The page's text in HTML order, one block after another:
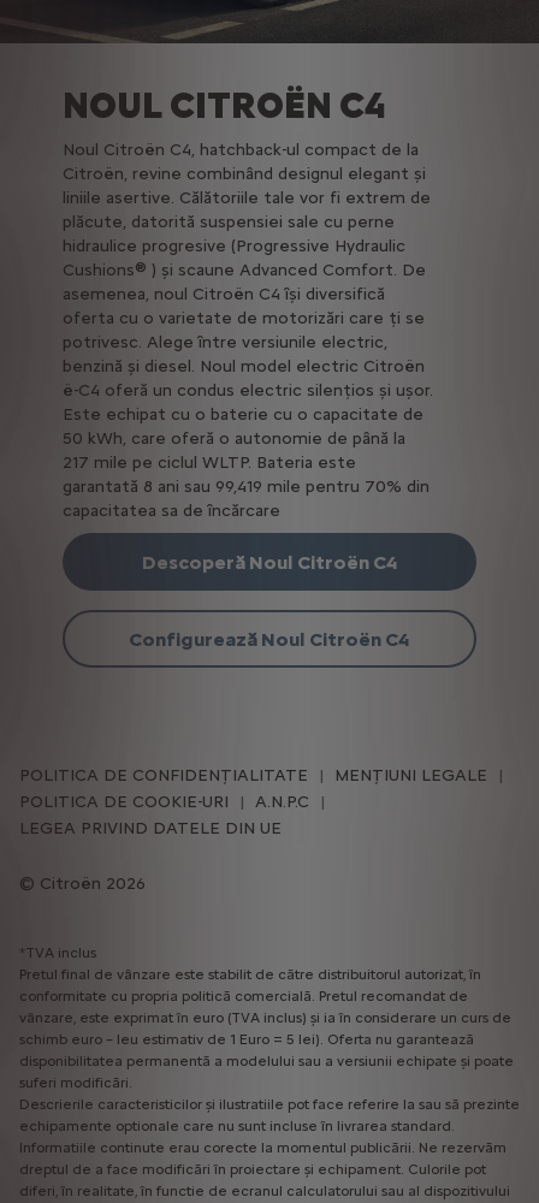
NOUL CITROËN C4
Noul Citroën C4, hatchback-ul compact de la
Citroën, revine combinând designul elegant și
liniile asertive. Călătoriile tale vor fi extrem de
plăcute, datorită suspensiei sale cu perne
hidraulice progresive (Progressive Hydraulic
Cushions® ) și scaune Advanced Comfort. De
asemenea, noul Citroën C4 își diversifică
oferta cu o varietate de motorizări care ți se
potrivesc. Alege între versiunile electric,
benzină și diesel. Noul model electric Citroën
ë-C4 oferă un condus electric silențios și ușor.
Este echipat cu o baterie cu o capacitate de
50 kWh, care oferă o autonomie de până la
217 mile pe ciclul WLTP. Bateria este
garantată 8 ani sau 99,419 mile pentru 70% din
capacitatea sa de încărcare
Descoperă Noul Citroën C4
Configurează Noul Citroën C4
Citroën 2026
POLITICA DE CONFIDENȚIALITATE
MENȚIUNI LEGALE
POLITICA DE COOKIE-URI
A.N.P.C
LEGEA PRIVIND DATELE DIN UE
*TVA inclus
Pretul final de vânzare este stabilit de către distribuitorul autorizat, în
conformitate cu propria politică comercială. Pretul recomandat de
vânzare, este exprimat în euro (TVA inclus) și ia în considerare un curs de
schimb euro – leu estimativ de 1 Euro = 5 lei). Oferta nu garantează
disponibilitatea permanentă a modelului sau a versiunii echipate și poate
suferi modificări.
Descrierile caracteristicilor și ilustratiile pot face referire la sau să prezinte
echipamente optionale care nu sunt incluse în livrarea standard.
Informatiile continute erau corecte la momentul publicării. Ne rezervăm
dreptul de a face modificări în proiectare și echipament. Culorile pot
diferi, în realitate, în functie de ecranul calculatorului sau al dispozitivului